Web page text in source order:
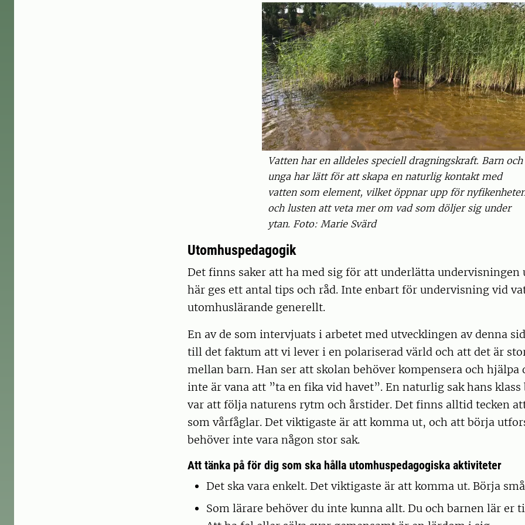
Vatten har en alldeles speciell dragningskraft. Barn och
unga har lätt för att skapa en naturlig kontakt med
vatten som element, vilket öppnar upp för
och lusten att veta mer om vad som döljer sig under
ytan. Foto: Marie Svärd
Utomhuspedagogik
Det finns saker att ha med sig för att underlätta undervisningen
här ges ett antal tips och råd. Inte enbart för undervisning vid
utomhuslärande generellt.
En av de som intervjuats i arbetet med utvecklingen av denna
till det faktum att vi lever i en polariserad värld och att det är
mellan barn. Han ser att skolan behöver kompensera och hjälpa
inte är vana att ”ta en fika vid havet”. En naturlig sak hans klass
var att följa naturens rytm och årstider. Det finns alltid tecken
som vårfåglar. Det viktigaste är att komma ut, och att börja
behöver inte vara någon stor sak.
Att tänka på för dig som ska hålla utomhuspedagogiska aktiviteter
Det ska vara enkelt. Det viktigaste är att komma ut. Börja
Som lärare behöver du inte kunna allt. Du och barnen lär er